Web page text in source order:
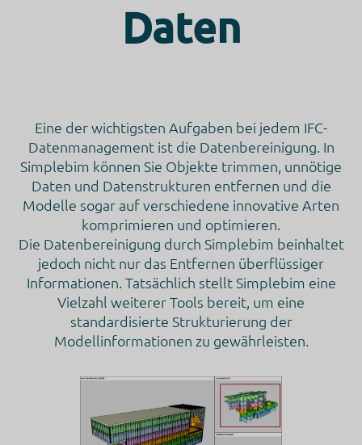
Daten
Eine der wichtigsten Aufgaben bei jedem IFC-
Datenmanagement ist die Datenbereinigung. In
Simplebim können Sie Objekte trimmen, unnötige
Daten und Datenstrukturen entfernen und die
Modelle sogar auf verschiedene innovative Arten
komprimieren und optimieren.
Die Datenbereinigung durch Simplebim beinhaltet
jedoch nicht nur das Entfernen überflüssiger
Informationen. Tatsächlich stellt Simplebim eine
Vielzahl weiterer Tools bereit, um eine
standardisierte Strukturierung der
Modellinformationen zu gewährleisten.